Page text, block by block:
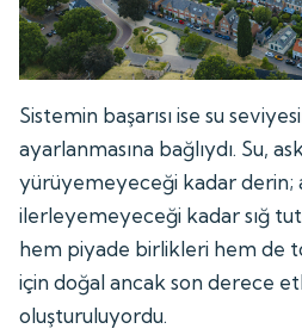
Sistemin başarısı ise su
ayarlanmasına bağlıydı. Su,
yürüyemeyeceği kadar derin;
ilerleyemeyeceği kadar sığ
hem piyade birlikleri hem de
için doğal ancak son derece
oluşturuluyordu.